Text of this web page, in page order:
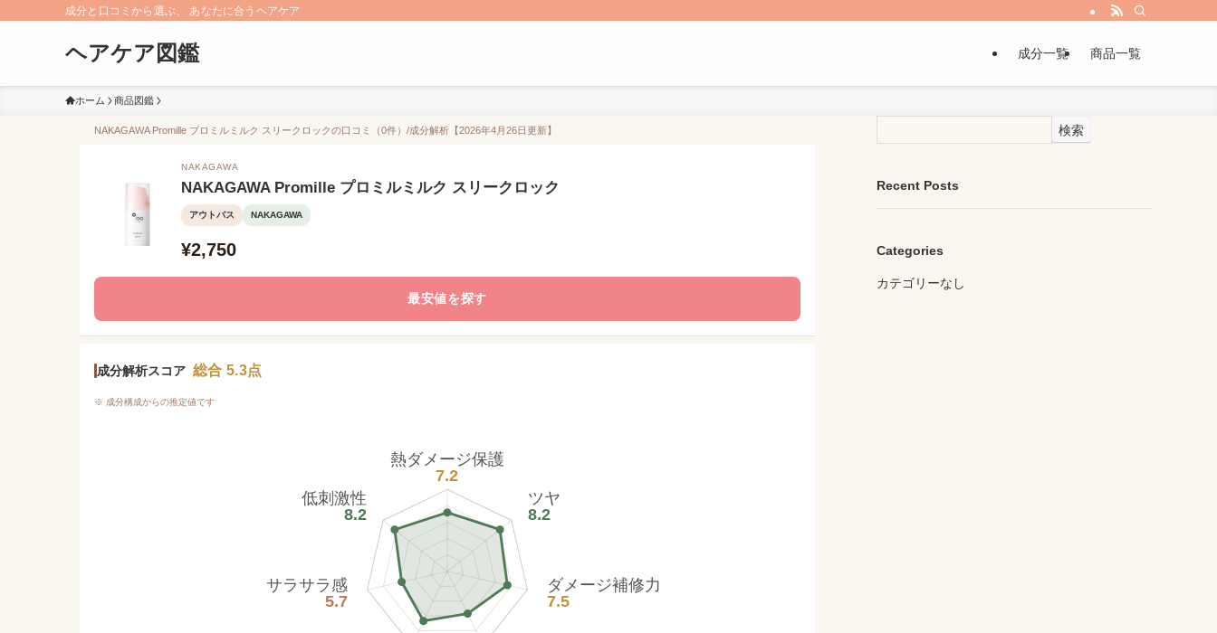
成分と口コミから選ぶ、 あなたに合うヘアケア
ヘアケア図鑑 成分一覧 商品一覧
ホーム 商品図鑑
NAKAGAWA Promille プロミルミルク スリークロックの口コミ（0件）/成分解析【2026年4月26日更新】
NAKAGAWA
NAKAGAWA Promille プロミルミルク スリークロック
アウトバス NAKAGAWA
¥2,750
最安値を探す
成分解析スコア 総合 5.3点
※ 成分構成からの推定値です
熱ダメージ保護
7.2
ツヤ
8.2
ダメージ補修力
7.5
サラサラ感
5.7
低刺激性
8.2
検索
Recent Posts
Categories
カテゴリーなし